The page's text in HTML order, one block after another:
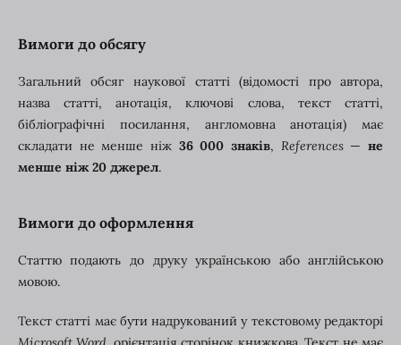
Вимоги до обсягу
Загальний обсяг наукової статті (відомості про автора,
назва статті, анотація, ключові слова, текст статті,
бібліографічні посилання, англомовна анотація) має
складати не менше ніж 36 000 знаків, References—не
менше ніж 20 джерел.
Вимоги до оформлення
Статтю подають до друку українською або англійською
мовою.
Текст статті має бути надрукований у текстовому редакторі